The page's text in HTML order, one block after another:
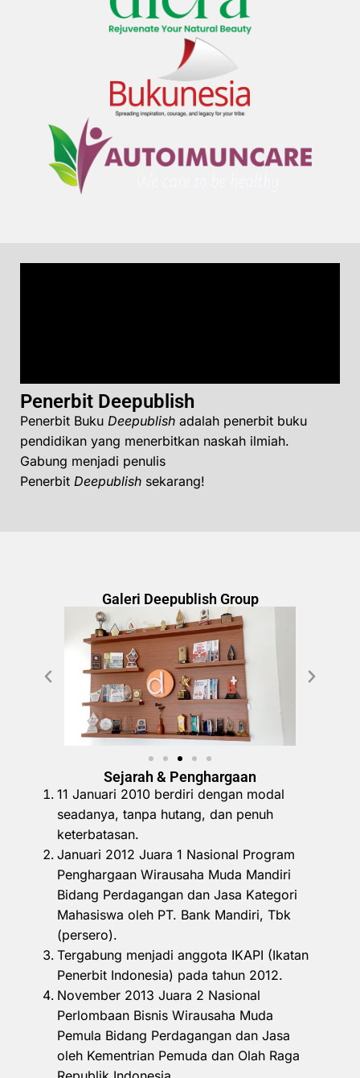
Penerbit Deepublish
Penerbit Buku Deepublish adalah penerbit buku
pendidikan yang menerbitkan naskah ilmiah.
Gabung menjadi penulis
Penerbit Deepublish sekarang!
Galeri Deepublish Group
Sejarah & Penghargaan
11 Januari 2010 berdiri dengan modal
seadanya, tanpa hutang, dan penuh
keterbatasan.
Januari 2012 Juara 1 Nasional Program
Penghargaan Wirausaha Muda Mandiri
Bidang Perdagangan dan Jasa Kategori
Mahasiswa oleh PT. Bank Mandiri, Tbk
(persero).
Tergabung menjadi anggota IKAPI (Ikatan
Penerbit Indonesia) pada tahun 2012.
November 2013 Juara 2 Nasional
Perlombaan Bisnis Wirausaha Muda
Pemula Bidang Perdagangan dan Jasa
oleh Kementrian Pemuda dan Olah Raga